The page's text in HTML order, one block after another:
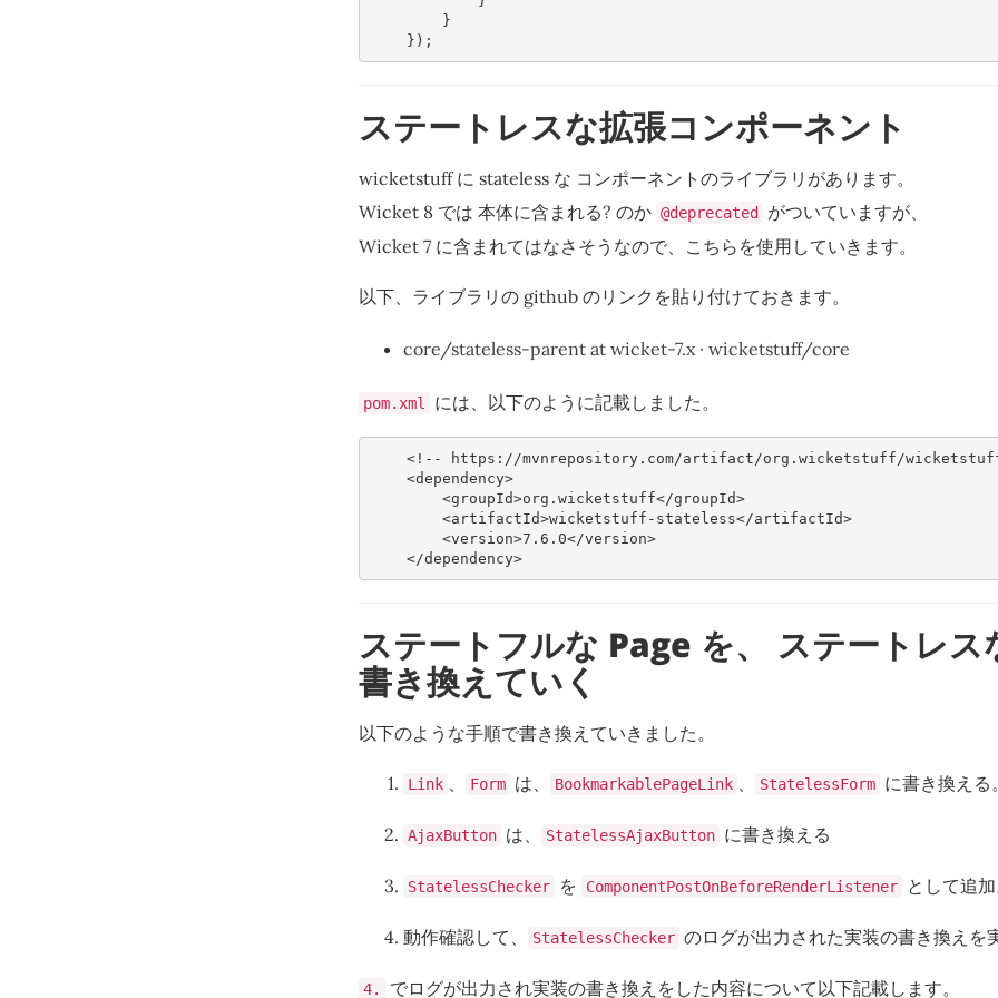
}
});
ステートレスな拡張コンポーネント
wicketstuff に stateless な コンポーネントのライブラリがあります。
Wicket 8 では 本体に含まれる? のか @deprecated
がついていますが、
Wicket 7 に含まれてはなさそうなので、こちらを使用していきます。
以下、ライブラリの github のリンクを貼り付けておきます。
core/stateless-parent at wicket-7.x · wicketstuff/core
pom.xml には、以下のように記載しました。
<!-- https://mvnrepository.com/artifact/org.wicketstuff/
<dependency>
<groupId>org.wicketstuff</groupId>
<artifactId>wicketstuff-stateless</artifactId>
<version>7.6.0</version>
</dependency>
ステートフルな Page を、 ステートレス
書き換えていく
以下のような手順で書き換えていきました。
Link 、 Form は、 BookmarkablePageLink 、 StatelessForm に書き換える。
AjaxButton は、 StatelessAjaxButton に書き換える
StatelessChecker を ComponentPostOnBeforeRenderListener として追加
動作確認して、 StatelessChecker のログが出力された実装の書き換えを
4. でログが出力され実装の書き換えをした内容について以下記載します。